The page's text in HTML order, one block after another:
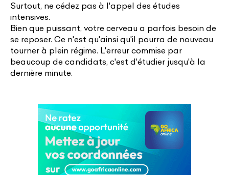
Surtout, ne cédez pas à l'appel des études
intensives.
Bien que puissant, votre cerveau a parfois besoin de
se reposer. Ce n'est qu'ainsi qu'il pourra de nouveau
tourner à plein régime. L'erreur commise par
beaucoup de candidats, c'est d'étudier jusqu'à la
dernière minute.